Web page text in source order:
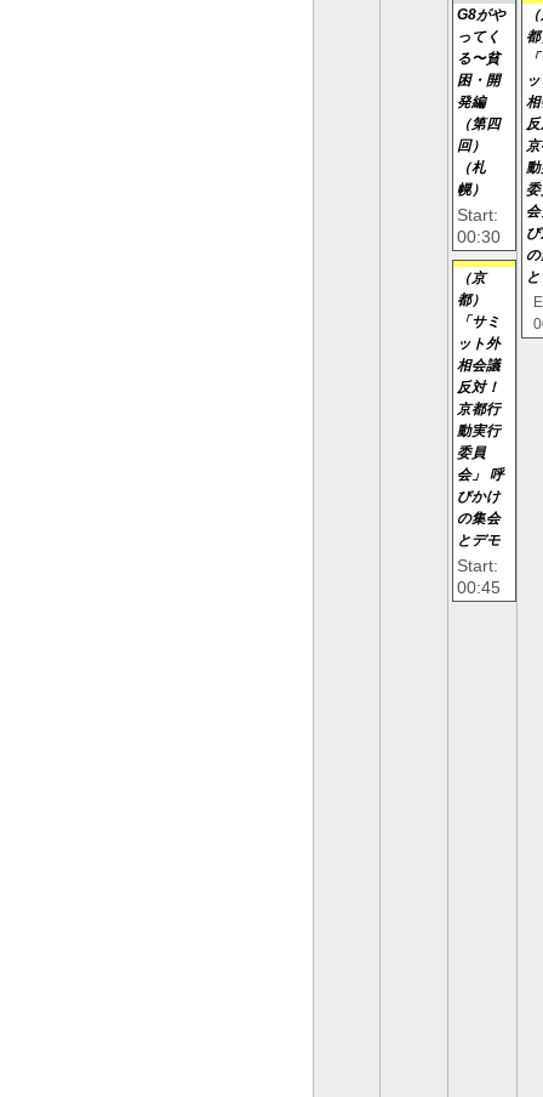
G8がや
ってく
る〜貧
困・開
発編
（第四
回）
（札
幌）
Start:
00:30
（京
都）
「サミ
ット外
相会議
反対！
京都行
動実行
委員
会」 呼
びかけ
の集会
とデモ
Start:
00:45
相
委